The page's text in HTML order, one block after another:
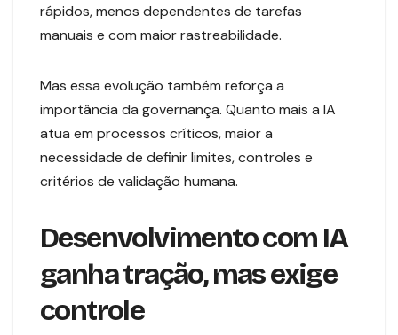
rápidos, menos dependentes de tarefas
manuais e com maior rastreabilidade.
Mas essa evolução também reforça a
importância da governança. Quanto mais a IA
atua em processos críticos, maior a
necessidade de definir limites, controles e
critérios de validação humana.
Desenvolvimento com IA
ganha tração, mas exige
controle